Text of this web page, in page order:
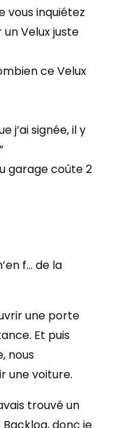
vous inquiétez
Velux juste
ce Velux
j’ai signée, il y
garage coûte 2
f… de la
une porte
Et puis
nous
une voiture.
trouvé un